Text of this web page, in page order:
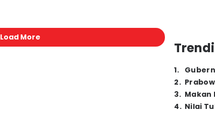
Load More
1.
2.
3. Makan
4. Nilai